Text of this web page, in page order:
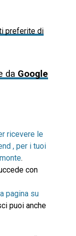
preferite di
da Google
ricevere le
, per i tuoi
.
con
pagina su
puoi anche